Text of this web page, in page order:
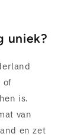
uniek?
of
is.
van
en zet